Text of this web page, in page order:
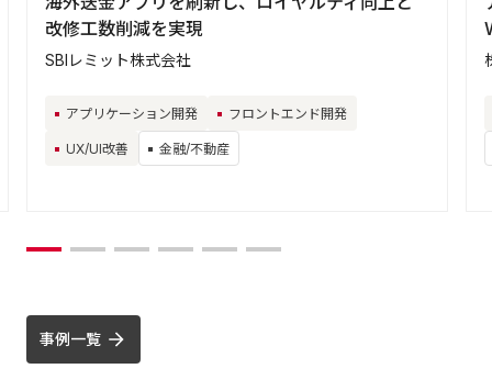
改修工数削減を実現
SBIレミット株式会社
アプリケーション開発 フロントエンド開発
UX/UI改善 金融/不動産
事例一覧